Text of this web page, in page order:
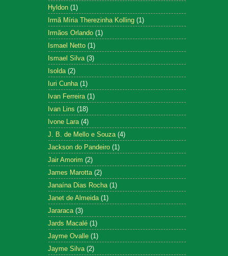
Hyldon (1)
Irmã Míria Therezinha Kolling (1)
Irmãos Orlando (1)
Ismael Netto (1)
Ismael Silva (3)
Isolda (2)
Iuri Cunha (1)
Ivan Ferreira (1)
Ivan Lins (18)
Ivone Lara (4)
J. B. de Mello e Souza (4)
Jackson do Pandeiro (1)
Jair Amorim (2)
James Marotta (2)
Janaína Dias Rocha (1)
Janet de Almeida (1)
Jararaca (3)
Jards Macalé (1)
Jayme Ovalle (1)
Jayme Silva (2)